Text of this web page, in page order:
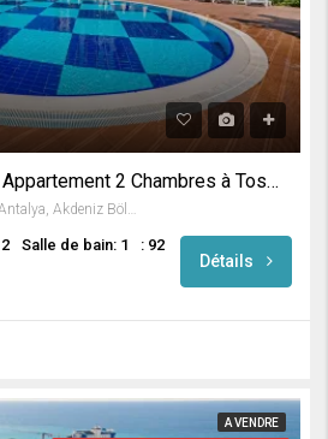
Prêt à Emménager – Appartement 2 Chambres à Tosmur / Alanya
Tosmur Mahallesi, Alanya, Antalya, Akdeniz Bölgesi, Türkiye
Salle de bain: 1
: 92
Détails
A VENDRE